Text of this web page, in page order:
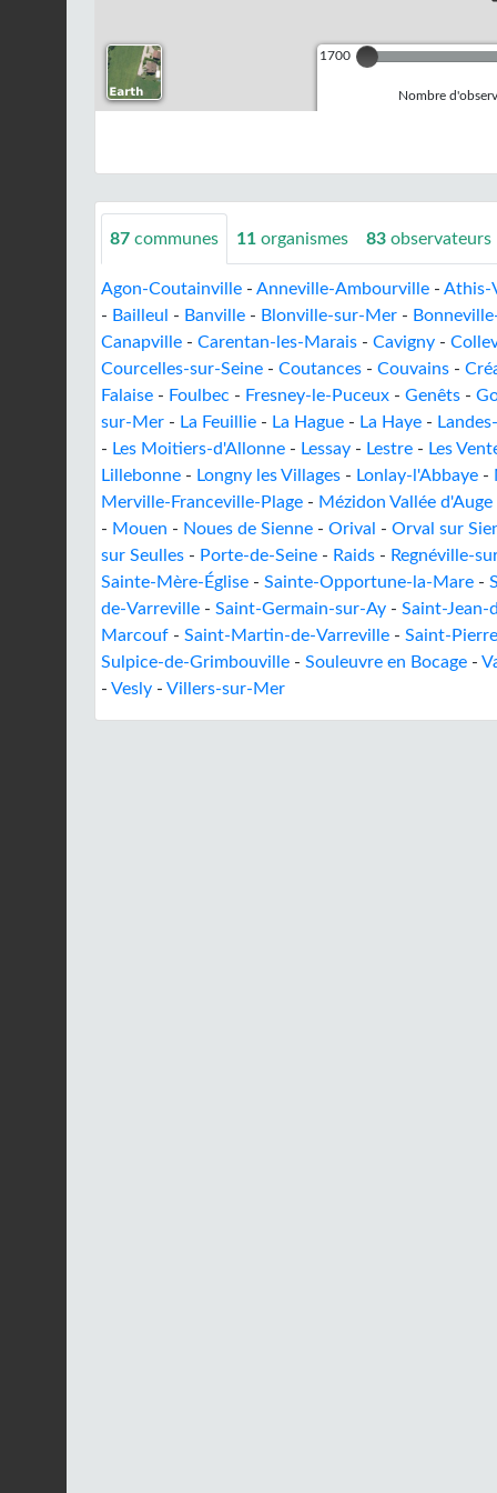
1700
Nombre
87 communes 11 organismes 83 observateurs
Agon-Coutainville - Anneville-Ambourville - Athis-
- Bailleul - Banville - Blonville-sur-Mer -
Canapville - Carentan-les-Marais - Cavigny -
Courcelles-sur-Seine - Coutances - Couvains -
Falaise - Foulbec - Fresney-le-Puceux - Genêts -
sur-Mer - La Feuillie - La Hague - La Haye -
- Les Moitiers-d'Allonne - Lessay - Lestre - Les
Lillebonne - Longny les Villages - Lonlay-l'Abbaye -
Merville-Franceville-Plage - Mézidon Vallée d'Auge
- Mouen - Noues de Sienne - Orival - Orval sur
sur Seulles - Porte-de-Seine - Raids - Regnéville-
Sainte-Mère-Église - Sainte-Opportune-la-Mare -
de-Varreville - Saint-Germain-sur-Ay - Saint-Jean-
Marcouf - Saint-Martin-de-Varreville - Saint-
Sulpice-de-Grimbouville - Souleuvre en Bocage -
- Vesly - Villers-sur-Mer